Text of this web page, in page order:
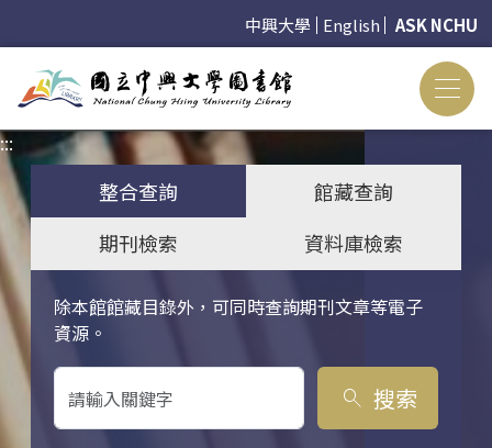
中興大學 English ASK NCHU
:::
整合查詢
館藏查詢
期刊檢索
資料庫檢索
除本館館藏目錄外，可同時查詢期刊文章等電子
資源。
關鍵字搜尋
search 搜索